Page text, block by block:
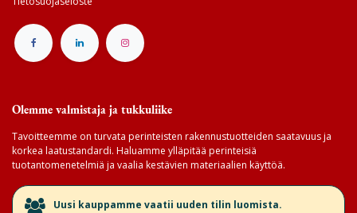
Olemme valmistaja ja tukkuliike
Tavoitteemme on turvata perinteisten rakennustuotteiden saatavuus ja
korkea laatustandardi. Haluamme ylläpitää perinteisiä
tuotantomenetelmiä ja vaalia kestävien materiaalien käyttöä.
​Uusi kauppamme vaatii uuden tilin luomista.